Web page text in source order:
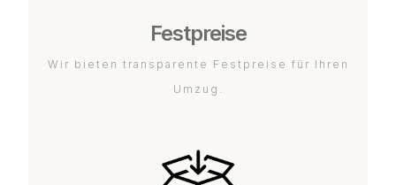
Festpreise
Wir bieten transparente Festpreise für Ihren
Umzug.